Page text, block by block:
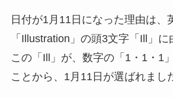
日付が1月11日になった理由は、
「Illustration」の頭3文字「Ill」に
この「Ill」が、数字の「1・1・1
ことから、1月11日が選ばれまし